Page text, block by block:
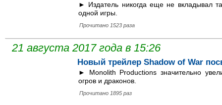
► Издатель никогда еще не вкладывал
одной игры.
Прочитано 1523 раза
21 августа 2017 года в 15:26
Новый трейлер Shadow of War
► Monolith Productions значительно
огров и драконов.
Прочитано 1895 раз